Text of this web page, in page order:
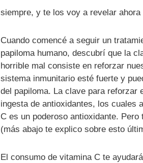
siempre, y te los voy a revelar ahora
Cuando comencé a seguir un
papiloma humano, descubrí que la
horrible mal consiste en reforzar
sistema inmunitario esté fuerte y
del papiloma. La clave para reforzar
ingesta de antioxidantes, los cuales
C es un poderoso antioxidante.
(más abajo te explico sobre esto
El consumo de vitamina C te